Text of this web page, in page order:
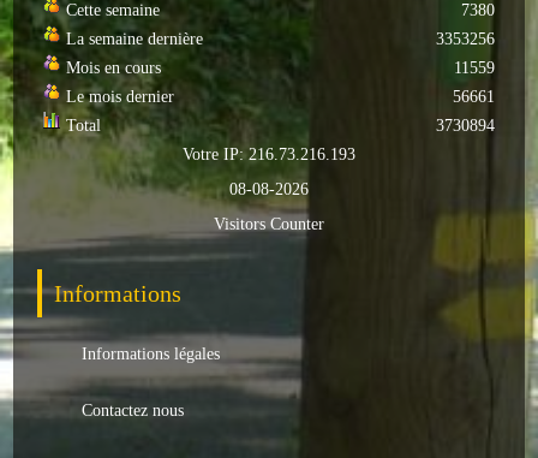
ENTREPRISES
L'agriculture
Capitale du chrysanthème
Nos entreprises
Transports
Commerces
Cette semaine
La semaine dernière
Mois en cours
Le mois dernier
Total
7380
3353256
11559
56661
3730894
Votre IP: 216.73.216.193
08-08-2026
Visitors Counter
Informations
Informations légales
Contactez nous